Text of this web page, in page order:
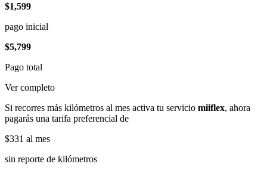
$1,599
pago inicial
$5,799
Pago total
Ver completo
Si recorres más kilómetros al mes activa tu servicio miiflex, ahora
pagarás una tarifa preferencial de
$331 al mes
sin reporte de kilómetros